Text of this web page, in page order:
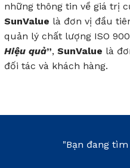
những thông tin về giá trị
SunValue là đơn vị đầu
quản lý chất lượng ISO
Hiệu quả”, SunValue là
đối tác và khách hàng.
"Bạn đang